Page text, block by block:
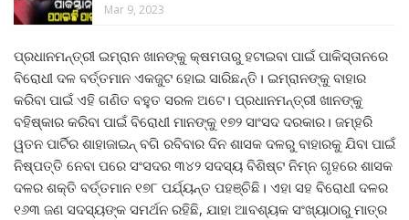
Mar 9, 2023
ପ୍ରଧାନମନ୍ତ୍ରୀ ଇମ୍ରାନ ଖାନଙ୍କୁ କ୍ଷମତାରୁ ହଟାଇବା ପାଇଁ ପାକିସ୍ତାନରେ
ବିରୋଧୀ ଦଳ ବର୍ତ୍ତମାନ ଏକଜୁଟ ହୋଇ ସାରିଛନ୍ତି। ଇମ୍ରାନଙ୍କୁ ବାହାର
କରିବା ପାଇଁ ଏହି ଗଣିତ ବହୁତ ସରଳ ଅଟେ। ପ୍ରଧାନମନ୍ତ୍ରୀ ଖାନଙ୍କୁ
ବହିଷ୍କାର କରିବା ପାଇଁ ବିରୋଧୀ ମାନଙ୍କୁ ୧୭୨ ସାଂସଦ ଦରକାର। ଜମ୍ହରି
ୱତନ ପାର୍ଟିର ଶାହାଜାଇନ୍ ବଗି ରବିବାର ଦିନ ଶାସକ ଦଳରୁ ବାହାରକୁ ଯିବା ପାଇଁ
ନିଷ୍ପତ୍ତି ନେବା ପରେ ସଂସଦର ୩୪୨ ସଦସ୍ୟ ବିଶିଷ୍ଟ ନିମ୍ନ ଗୃହରେ ଶାସକ
ଦଳର ଶକ୍ତି ବର୍ତ୍ତମାନ ୧୭୮ ପର୍ଯ୍ୟନ୍ତ ପହଞ୍ଚିଛି। ଏହା ସହ ବିରୋଧୀ ଦଳର
୧୬୩ ଜଣ ସଦସ୍ୟଙ୍କ ସମର୍ଥନ ରହିଛି, ଯାହା ଆବଶ୍ୟକ ସଂଖ୍ୟାଠାରୁ ମାତ୍ର